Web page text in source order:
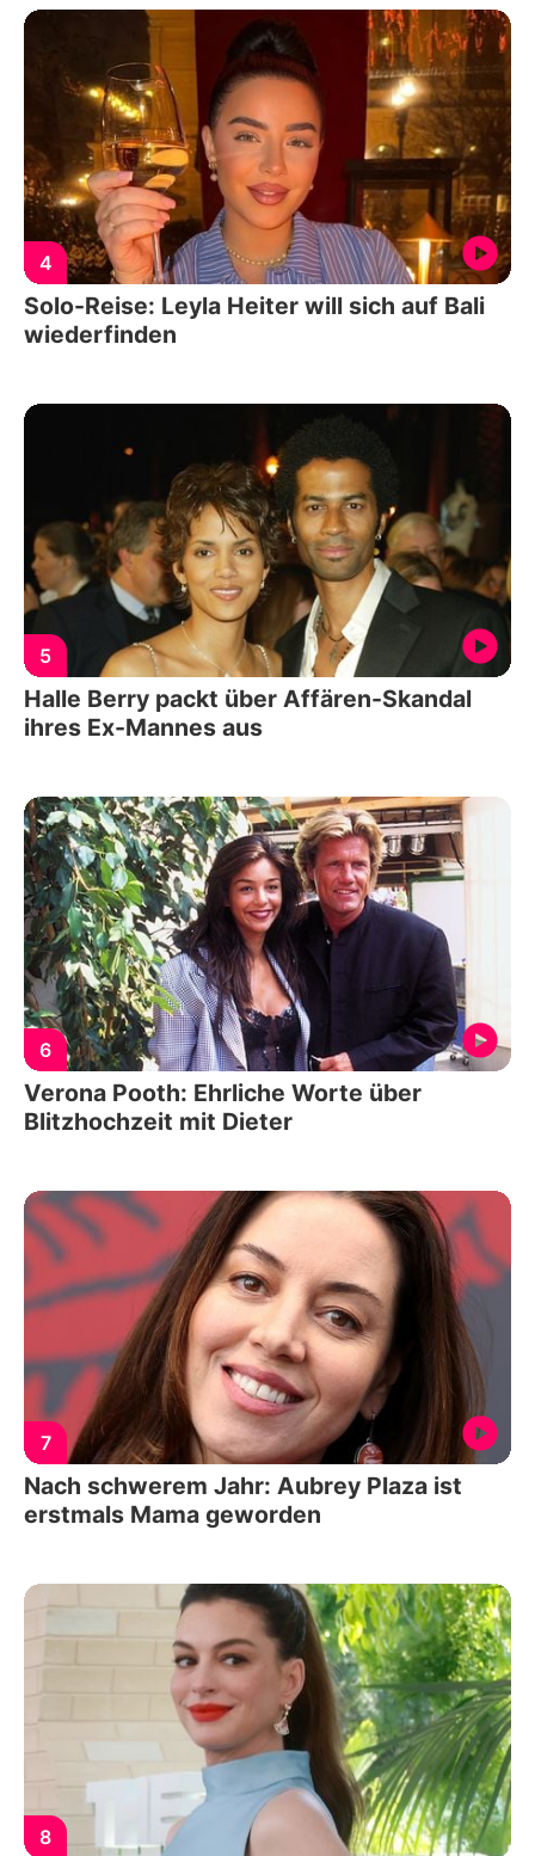
4
Solo-Reise: Leyla Heiter will sich auf Bali
wiederfinden
5
Halle Berry packt über Affären-Skandal
ihres Ex-Mannes aus
6
Verona Pooth: Ehrliche Worte über
Blitzhochzeit mit Dieter
7
Nach schwerem Jahr: Aubrey Plaza ist
erstmals Mama geworden
8